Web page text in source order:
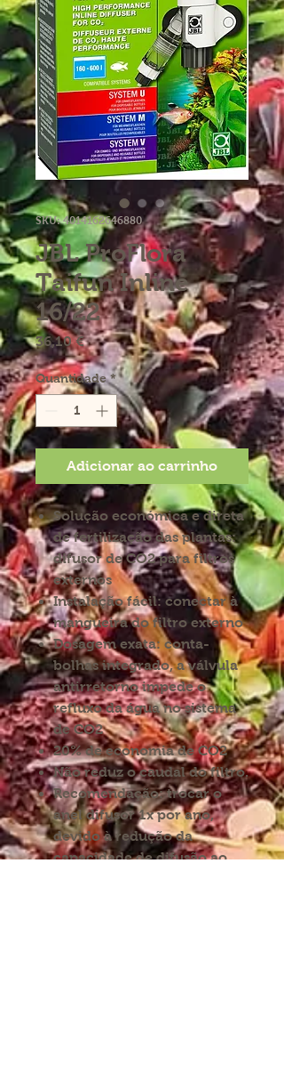
SKU: 4014162646880
JBL ProFlora
Taifun Inline
16/22
36,10 €Preço
Quantidade *
Adicionar ao carrinho
Solução económica e direta
de fertilização das plantas:
difusor de CO2 para filtros
externos
Instalação fácil: conectar à
mangueira do filtro externo
Dosagem exata: conta-
bolhas integrado, a válvula
antirretorno impede o
refluxo da água no sistema
de CO2
20% de economia de CO2
Não reduz o caudal do filtro.
Recomendação: trocar o
anel difusor 1x por ano,
devido à redução da
capacidade de difusão ao